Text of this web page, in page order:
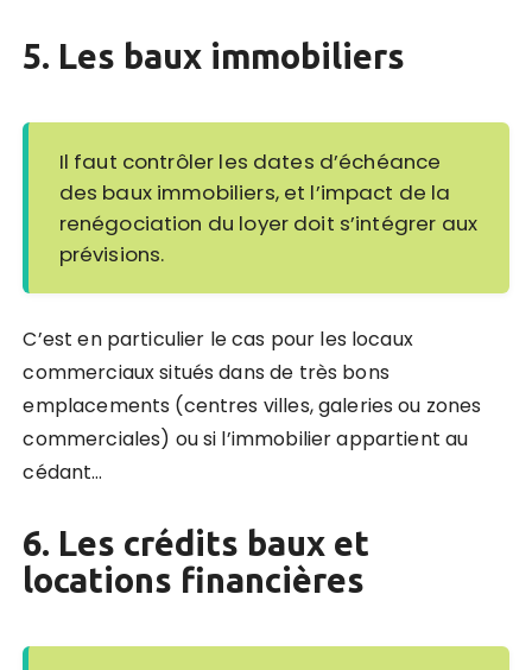
5. Les baux immobiliers
Il faut contrôler les dates d’échéance
des baux immobiliers, et l’impact de la
renégociation du loyer doit s’intégrer aux
prévisions.
C’est en particulier le cas pour les locaux
commerciaux situés dans de très bons
emplacements (centres villes, galeries ou zones
commerciales) ou si l’immobilier appartient au
cédant…
6. Les crédits baux et
locations financières